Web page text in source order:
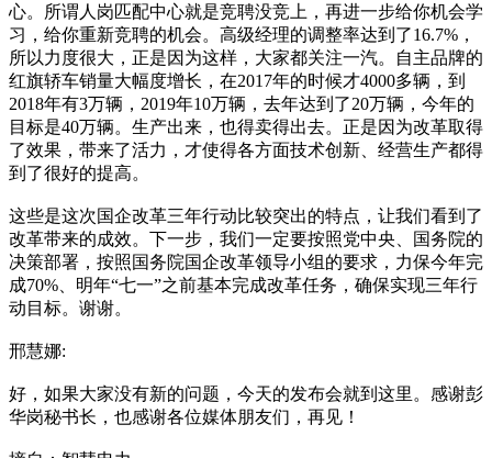
心。所谓人岗匹配中心就是竞聘没竞上，再进一步给你机会学
习，给你重新竞聘的机会。高级经理的调整率达到了16.7%，
所以力度很大，正是因为这样，大家都关注一汽。自主品牌的
红旗轿车销量大幅度增长，在2017年的时候才4000多辆，到
2018年有3万辆，2019年10万辆，去年达到了20万辆，今年的
目标是40万辆。生产出来，也得卖得出去。正是因为改革取得
了效果，带来了活力，才使得各方面技术创新、经营生产都得
到了很好的提高。
这些是这次国企改革三年行动比较突出的特点，让我们看到了
改革带来的成效。下一步，我们一定要按照党中央、国务院的
决策部署，按照国务院国企改革领导小组的要求，力保今年完
成70%、明年“七一”之前基本完成改革任务，确保实现三年行
动目标。谢谢。
邢慧娜:
好，如果大家没有新的问题，今天的发布会就到这里。感谢彭
华岗秘书长，也感谢各位媒体朋友们，再见！